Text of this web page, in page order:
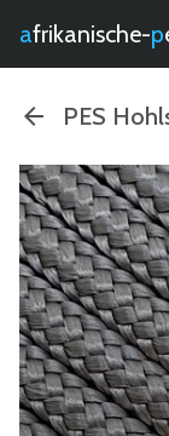
afrikanische-
PES